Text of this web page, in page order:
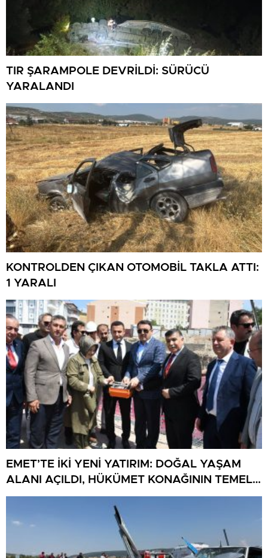
TIR ŞARAMPOLE DEVRİLDİ: SÜRÜCÜ
YARALANDI
KONTROLDEN ÇIKAN OTOMOBİL TAKLA ATTI:
1 YARALI
EMET’TE İKİ YENİ YATIRIM: DOĞAL YAŞAM
ALANI AÇILDI, HÜKÜMET KONAĞININ TEMELİ
ATILDI